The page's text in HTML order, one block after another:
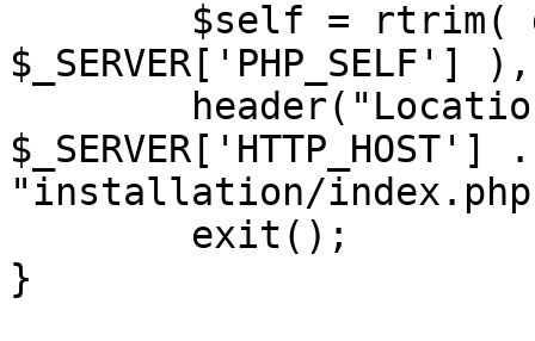
"installation/
}